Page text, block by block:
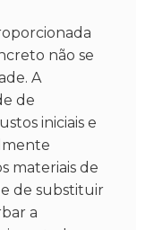
não se
A
de
iniciais e
materiais de
de substituir
a